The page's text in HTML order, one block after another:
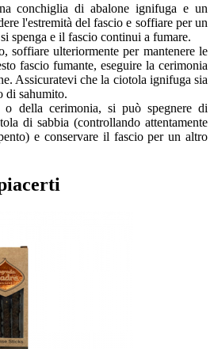
conchiglia di abalone ignifuga e un
l'estremità del fascio e soffiare per un
spenga e il fascio continui a fumare.
soffiare ulteriormente per mantenere le
fascio fumante, eseguire la cerimonia
Assicuratevi che la ciotola ignifuga sia
di sahumito.
o della cerimonia, si può spegnere di
di sabbia (controllando attentamente
e conservare il fascio per un altro